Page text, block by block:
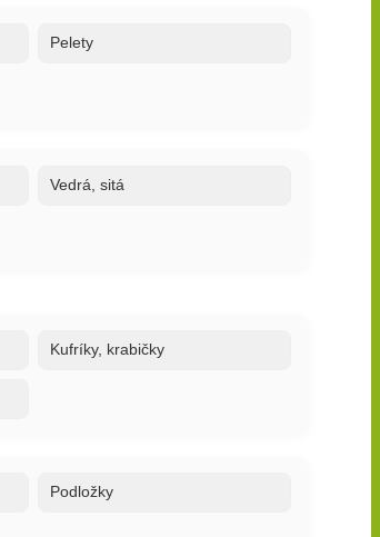
Pelety
Vedrá, sitá
Kufríky, krabičky
Podložky